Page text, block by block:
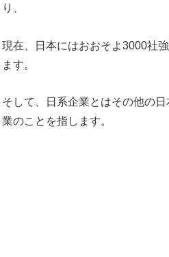
り、
現在、日本にはおおそよ3000社
ます。
そして、日系企業とはその他の
業のことを指します。